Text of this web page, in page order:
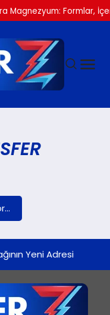
Magnezyum: Formlar,
Yeni Adresi